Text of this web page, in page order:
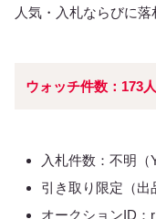
人気・入札ならびに落
ウォッチ件数：173人
入札件数：不明（
引き取り限定（出
オークションID：